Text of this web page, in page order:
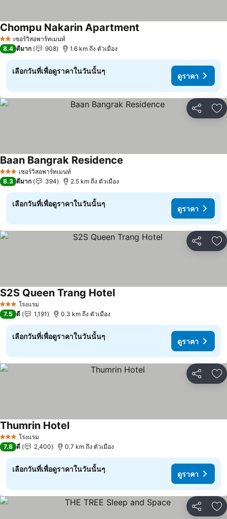
2 ดาวเซอร์วิสอพาร์ทเมนท์
Chompu Nakarin Apartment
8.4 ดีมาก 908 1.6 km ถึง ตัวเมือง
เลือกวันที่เพื่อดูราคาในวันนั้นๆ
ดูราคา
แชร์ เ
3 ดาว เซอร์วิสอพาร์ทเมนท์
Baan Bangrak Residence
8.3 ดีมาก 394 2.5 km ถึง ตัวเมือง
เลือกวันที่เพื่อดูราคาในวันนั้นๆ
ดูราคา
แชร์ เ
3 ดาว โรงแรม
S2S Queen Trang Hotelดูราคา
7.5 ดี 1,191 0.3 km ถึง ตัวเมือง
เลือกวันที่เพื่อดูราคาในวันนั้นๆ
ดูราคา
แชร์ เ
3 ดาว โรงแรม
Thumrin Hotelดูราคา
7.8 ดี 2,400 0.7 km ถึง ตัวเมือง
เลือกวันที่เพื่อดูราคาในวันนั้นๆ
ดูราคา
แชร์ เ